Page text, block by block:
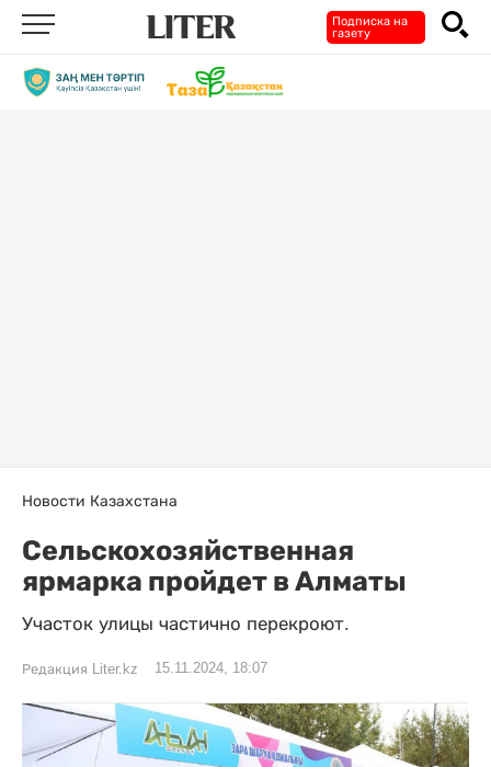
Подписка на
газету
Новости Казахстана
Сельскохозяйственная
ярмарка пройдет в Алматы
Участок улицы частично перекроют.
Редакция Liter.kz 15.11.2024, 18:07